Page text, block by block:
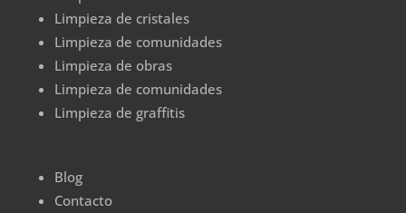
Limpieza de cristales
Limpieza de comunidades
Limpieza de obras
Limpieza de comunidades
Limpieza de graffitis
Blog
Contacto